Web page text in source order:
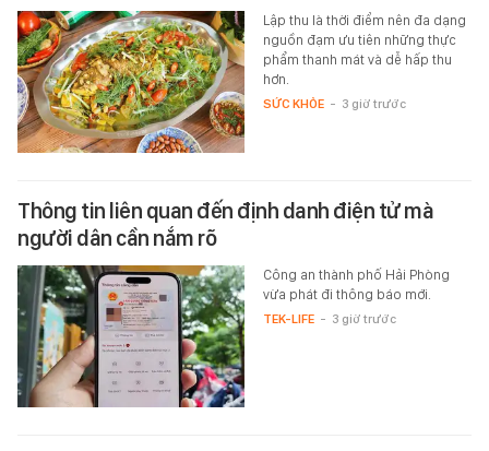
Lập thu là thời điểm nên đa dạng
nguồn đạm ưu tiên những thực
phẩm thanh mát và dễ hấp thu
hơn.
SỨC KHỎE - 3 giờ trước
Thông tin liên quan đến định danh điện tử mà
người dân cần nắm rõ
Công an thành phố Hải Phòng
vừa phát đi thông báo mới.
TEK-LIFE - 3 giờ trước